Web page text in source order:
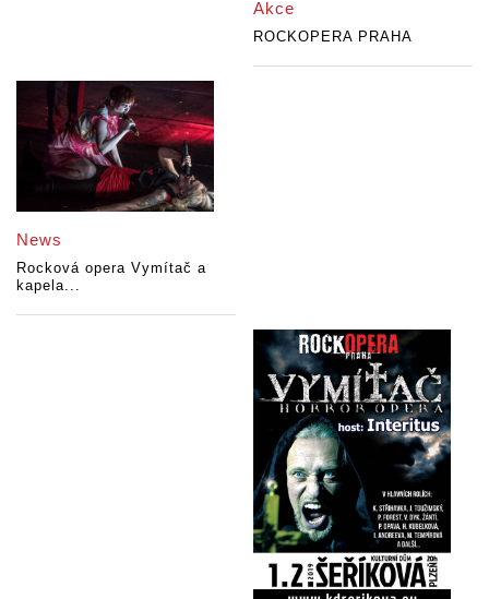
Akce
ROCKOPERA PRAHA
News
Rocková opera Vymítač a
kapela...